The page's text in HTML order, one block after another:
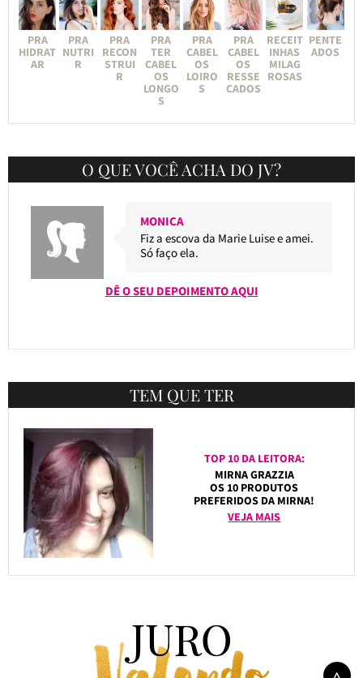
PRA
HIDRAT
AR
PRA
NUTRI
R
PRA
RECON
STRUI
R
PRA
TER
CABEL
OS
LONGO
S
PRA
CABEL
OS
LOIRO
S
PRA
CABEL
OS
RESSE
CADOS
RECEIT
INHAS
MILAG
ROSAS
PENTE
ADOS
O QUE VOCÊ ACHA DO JV?
MONICA
Fiz a escova da Marie Luise e amei.
Só faço ela.
DÊ O SEU DEPOIMENTO AQUI
TEM QUE TER
TOP 10 DA LEITORA:
MIRNA GRAZZIA
OS 10 PRODUTOS
PREFERIDOS DA MIRNA!
VEJA MAIS